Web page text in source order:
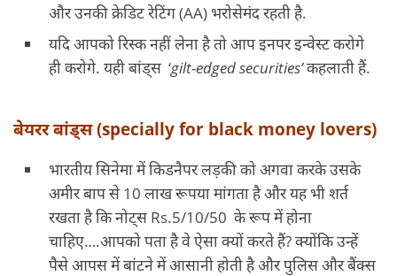
और उनकी क्रेडिट रेटिंग (AA) भरोसेमंद रहती है.
यदि आपको रिस्क नहीं लेना है तो आप इनपर इन्वेस्ट करोगे
ही करोगे. यही बांड्स ‘gilt-edged securities’कहलाती हैं.
बेयरर बांड्स (specially for black money lovers)
भारतीय सिनेमा में किडनैपर लड़की को अगवा करके उसके
अमीर बाप से 10 लाख रूपया मांगता है और यह भी शर्त
रखता है कि नोट्स Rs.5/10/50 के रूप में होना
चाहिए….आपको पता है वे ऐसा क्यों करते हैं? क्योंकि उन्हें
पैसे आपस में बांटने में आसानी होती है और पुलिस और बैंक्स